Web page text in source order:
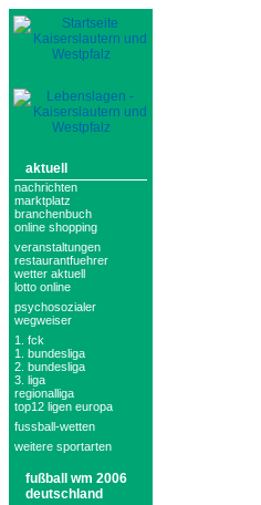
aktuell
nachrichten
marktplatz
branchenbuch
online shopping
veranstaltungen
restaurantfuehrer
wetter aktuell
lotto online
psychosozialer
wegweiser
1. fck
1. bundesliga
2. bundesliga
3. liga
regionalliga
top12 ligen europa
fussball-wetten
weitere sportarten
fußball wm 2006
deutschland